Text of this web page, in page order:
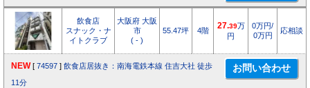
飲食店
スナック・ナ
イトクラブ
大阪府 大阪
市
( - )
55.47坪 4階
27.39万
円
0万円/
0万円
応相談
NEW [ 74597 ] 飲食店居抜き：南海電鉄本線 住吉大社 徒歩
11分